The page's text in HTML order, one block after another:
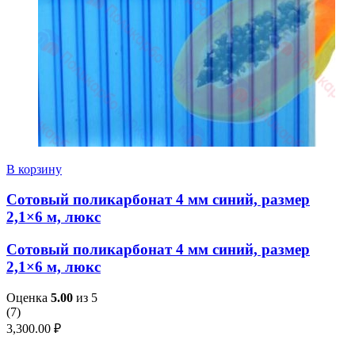
В корзину
Сотовый поликарбонат 4 мм синий, размер
2,1×6 м, люкс
Сотовый поликарбонат 4 мм синий, размер
2,1×6 м, люкс
Оценка 5.00 из 5
(7)
3,300.00 ₽